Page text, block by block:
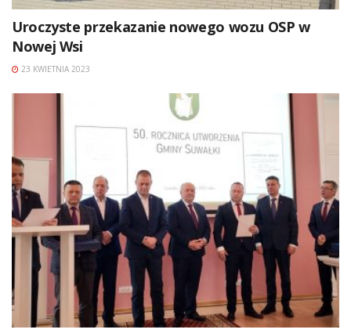
Uroczyste przekazanie nowego wozu OSP w
Nowej Wsi
23 KWIETNIA 2023